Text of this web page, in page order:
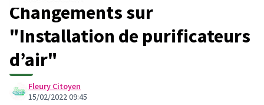
Changements sur
"Installation de purificateurs
d’air"
Fleury Citoyen
15/02/2022 09:45